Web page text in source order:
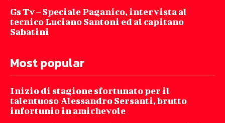
Gs Tv – Speciale Paganico, intervista al
tecnico Luciano Santoni ed al capitano
Sabatini
Most popular
Inizio di stagione sfortunato per il
talentuoso Alessandro Sersanti, brutto
infortunio in amichevole